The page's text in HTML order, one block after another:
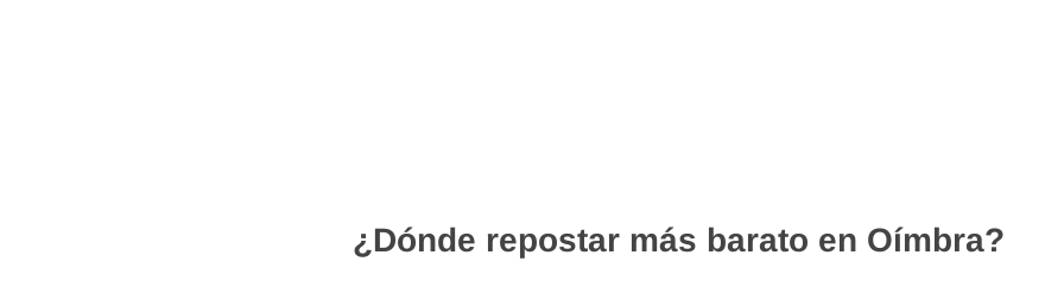
¿Dónde repostar más barato en Oímbra?